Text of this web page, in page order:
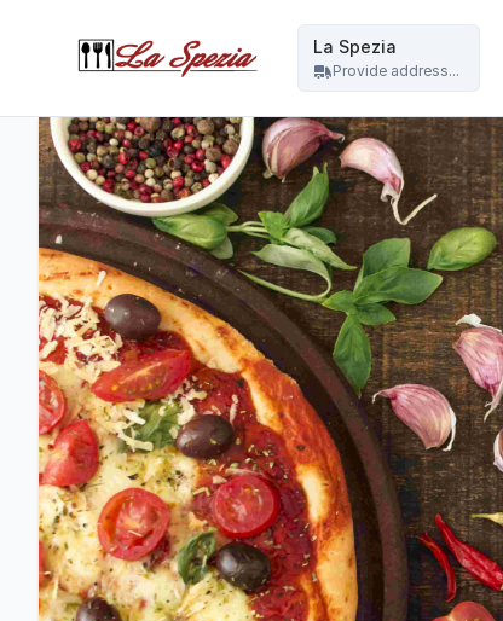
La Spezia
Provide address...